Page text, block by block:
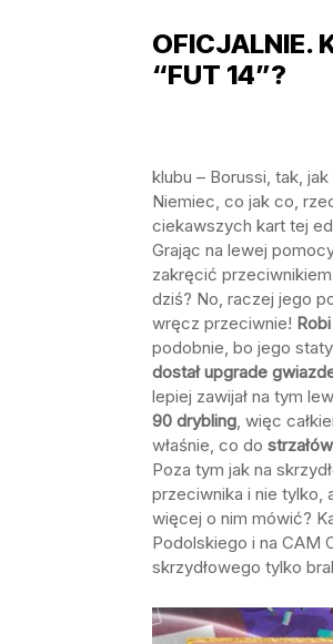
OFICJALNIE.
“FUT 14”?
klubu – Borussi, tak,
Niemiec, co jak co,
ciekawszych kart tej
Grając na lewej
zakręcić
dziś? No, raczej jego
wręcz przeciwnie!
podobnie, bo jego
dostał upgrade
lepiej zawijał na tym
90 drybling, więc
właśnie, co do strzałów
Poza tym jak na
przeciwnika i nie tylko,
więcej o nim mówić?
Podolskiego i na CAM
skrzydłowego tylko